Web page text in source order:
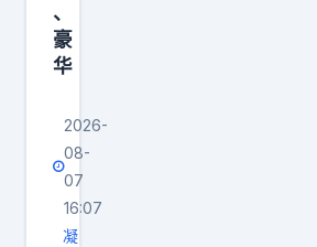
浮
行
李
车
尾
露
、
豪
华
2026-
08-
07
16:07
凝